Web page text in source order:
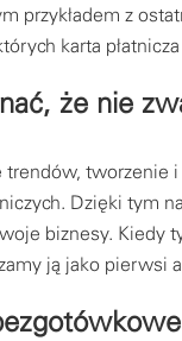
przykładem z
karta płatnicza
że nie
trendów,
Dzięki tym
biznesy. Kiedy
ją jako pierwsi